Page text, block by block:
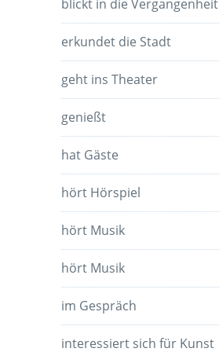
blickt in die Vergangenheit
erkundet die Stadt
geht ins Theater
genießt
hat Gäste
hört Hörspiel
hört Musik
hört Musik
im Gespräch
interessiert sich für Kunst